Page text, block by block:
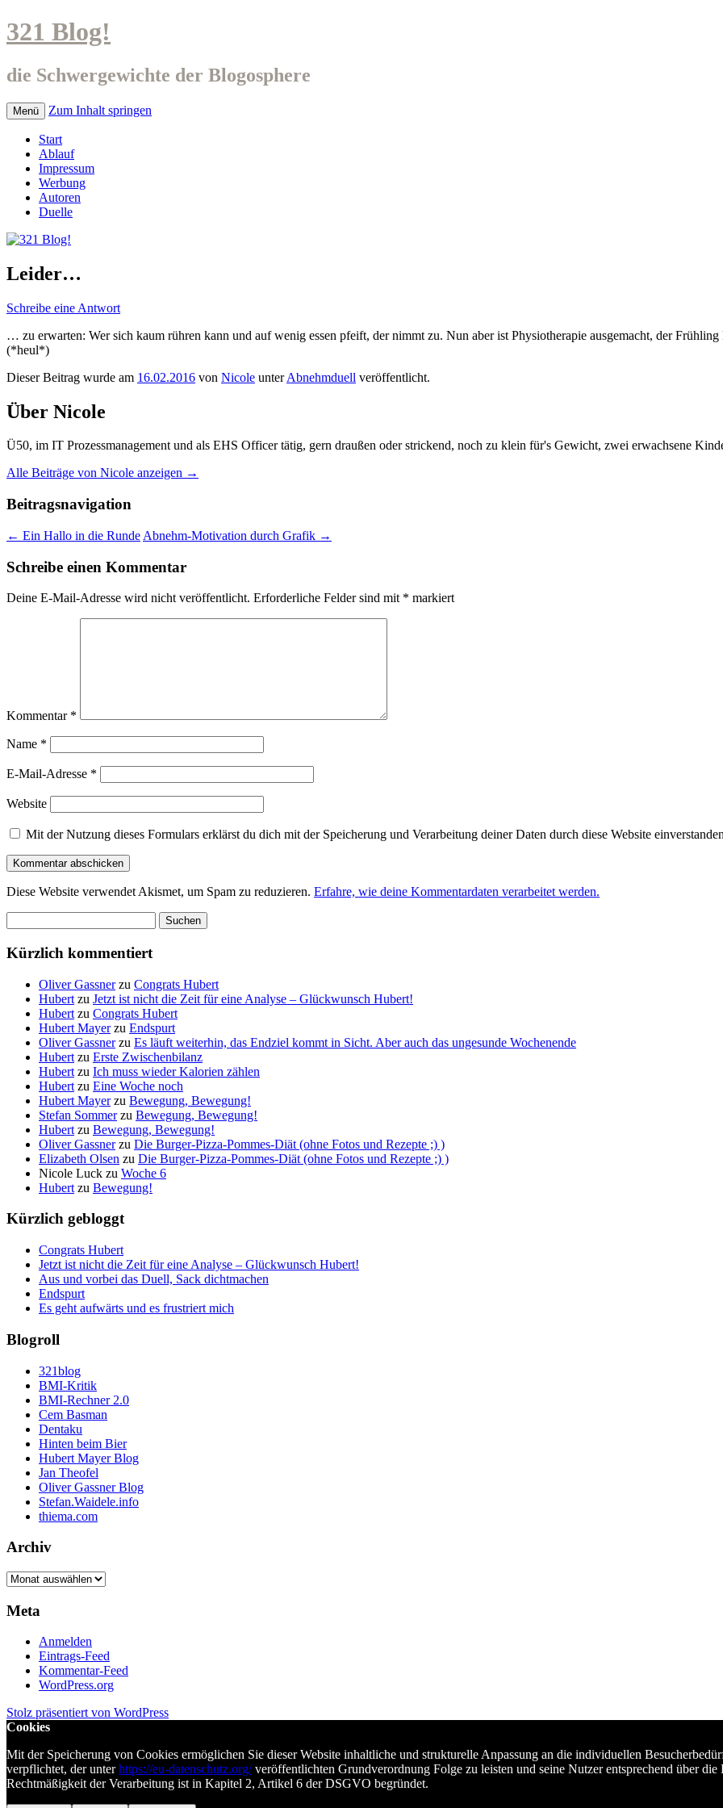
321 Blog!
die Schwergewichte der Blogosphere
Menü Zum Inhalt springen
Start
Ablauf
Impressum
Werbung
Autoren
Duelle
Leider…
Schreibe eine Antwort
… zu erwarten: Wer sich kaum rühren kann und auf wenig essen pfeift, der nimmt zu. Nun aber ist Physiotherapie ausgemacht, der
(*heul*)
Dieser Beitrag wurde am 16.02.2016 von Nicole unterAbnehmduell veröffentlicht.
Über Nicole
Ü50, im IT Prozessmanagement und als EHS Officer tätig, gern draußen oder strickend, noch zu klein für's Gewicht, zwei erwachsene
Alle Beiträge von Nicole anzeigen →
Beitragsnavigation
← Ein Hallo in die Runde Abnehm-Motivation durch Grafik →
Schreibe einen Kommentar
Deine E-Mail-Adresse wird nicht veröffentlicht. Erforderliche Felder sind mit * markiert
Kommentar *
Name *
E-Mail-Adresse *
Website
Mit der Nutzung dieses Formulars erklärst du dich mit der Speicherung und Verarbeitung deiner Daten durch diese Website
Diese Website verwendet Akismet, um Spam zu reduzieren. Erfahre, wie deine Kommentardaten verarbeitet werden.
nach:
Kürzlich kommentiert
Oliver Gassnerzu Congrats Hubert
Hubert zu Jetzt ist nicht die Zeit für eine Analyse – Glückwunsch Hubert!
Hubert zu Congrats Hubert
Hubert Mayerzu Endspurt
Oliver Gassnerzu Es läuft weiterhin, das Endziel kommt in Sicht. Aber auch das ungesunde Wochenende
Hubert zu Erste Zwischenbilanz
Hubert zu Ich muss wieder Kalorien zählen
Hubert zu Eine Woche noch
Hubert Mayerzu Bewegung, Bewegung!
Stefan Sommerzu Bewegung, Bewegung!
Hubert zu Bewegung, Bewegung!
Oliver Gassnerzu Die Burger-Pizza-Pommes-Diät (ohne Fotos und Rezepte ;) )
Elizabeth Olsen zu Die Burger-Pizza-Pommes-Diät (ohne Fotos und Rezepte ;) )
Nicole Luck zu Woche 6
Hubert zu Bewegung!
Kürzlich gebloggt
Congrats Hubert
Jetzt ist nicht die Zeit für eine Analyse – Glückwunsch Hubert!
Aus und vorbei das Duell, Sack dichtmachen
Endspurt
Es geht aufwärts und es frustriert mich
Blogroll
321blog
BMI-Kritik
BMI-Rechner 2.0
Cem Basman
Dentaku
Hinten beim Bier
Hubert Mayer Blog
Jan Theofel
Oliver Gassner Blog
Stefan.Waidele.info
thiema.com
Archiv
Archiv
Meta
Anmelden
Eintrags-Feed
Kommentar-Feed
WordPress.org
Stolz präsentiert von WordPress
Cookies
Mit der Speicherung von Cookies ermöglichen Sie dieser Website inhaltliche und strukturelle Anpassung an die individuellen
verpflichtet, der unterhttps://eu-datenschutz.org/veröffentlichten Grundverordnung Folge zu leisten und seine Nutzer entsprechend über
Rechtmäßigkeit der Verarbeitung ist in Kapitel 2, Artikel 6 der DSGVO begründet.